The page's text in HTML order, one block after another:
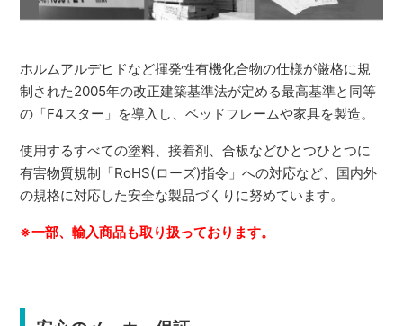
ホルムアルデヒドなど揮発性有機化合物の仕様が厳格に規
制された2005年の改正建築基準法が定める最高基準と同等
の「F4スター」を導入し、ベッドフレームや家具を製造。
使用するすべての塗料、接着剤、合板などひとつひとつに
有害物質規制「RoHS(ローズ)指令」への対応など、国内外
の規格に対応した安全な製品づくりに努めています。
※一部、輸入商品も取り扱っております。